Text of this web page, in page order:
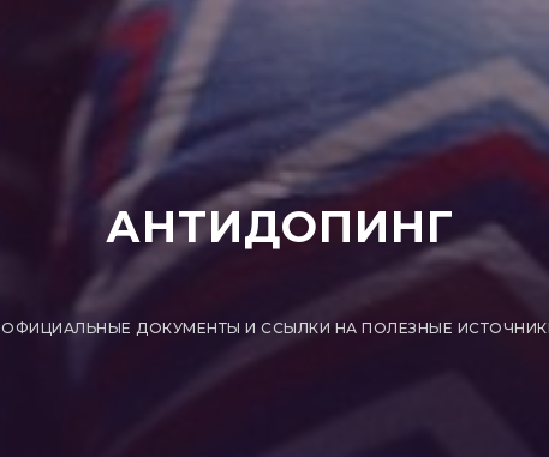
АНТИДОПИНГ
ОФИЦИАЛЬНЫЕ ДОКУМЕНТЫ И ССЫЛКИ НА ПОЛЕЗНЫЕ